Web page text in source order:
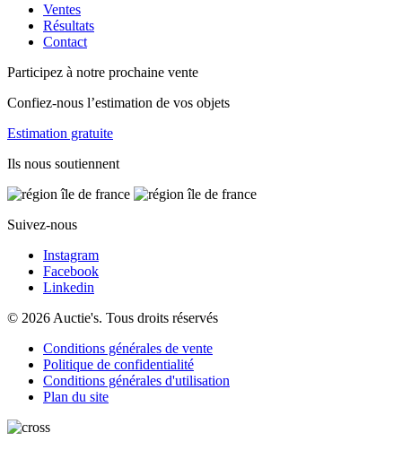
Ventes
Résultats
Contact
Participez à notre prochaine vente
Confiez-nous l’estimation de vos objets
Estimation gratuite
Ils nous soutiennent
Suivez-nous
Instagram
Facebook
Linkedin
© 2026 Auctie's. Tous droits réservés
Conditions générales de vente
Politique de confidentialité
Conditions générales d'utilisation
Plan du site